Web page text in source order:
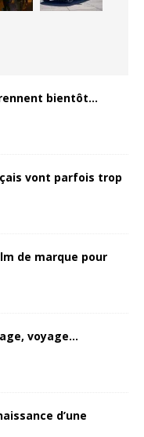
bientôt…
vont parfois trop
de marque pour
voyage…
d’une